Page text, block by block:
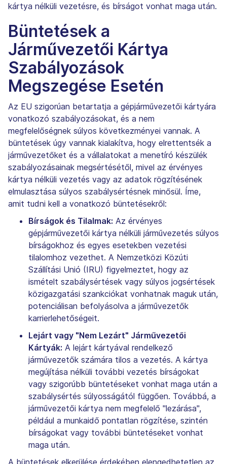
kártya nélküli vezetésre, és bírságot vonhat maga után.
Büntetések a
Járművezetői Kártya
Szabályozások
Megszegése Esetén
Az EU szigorúan betartatja a gépjárművezetői kártyára
vonatkozó szabályozásokat, és a nem
megfelelőségnek súlyos következményei vannak. A
büntetések úgy vannak kialakítva, hogy elrettentsék a
járművezetőket és a vállalatokat a menetíró készülék
szabályozásainak megsértésétől, mivel az érvényes
kártya nélküli vezetés vagy az adatok rögzítésének
elmulasztása súlyos szabálysértésnek minősül. Íme,
amit tudni kell a vonatkozó büntetésekről:
Bírságok és Tilalmak: Az érvényes
gépjárművezetői kártya nélküli járművezetés súlyos
bírságokhoz és egyes esetekben vezetési
tilalomhoz vezethet. A Nemzetközi Közúti
Szállítási Unió (IRU) figyelmeztet, hogy az
ismételt szabálysértések vagy súlyos jogsértések
közigazgatási szankciókat vonhatnak maguk után,
potenciálisan befolyásolva a járművezetők
karrierlehetőségeit.
Lejárt vagy "Nem Lezárt" Járművezetői
Kártyák: A lejárt kártyával rendelkező
járművezetők számára tilos a vezetés. A kártya
megújítása nélküli további vezetés bírságokat
vagy szigorúbb büntetéseket vonhat maga után a
szabálysértés súlyosságától függően. Továbbá, a
járművezetői kártya nem megfelelő "lezárása",
például a munkaidő pontatlan rögzítése, szintén
bírságokat vagy további büntetéseket vonhat
maga után.
A büntetések elkerülése érdekében elengedhetetlen az